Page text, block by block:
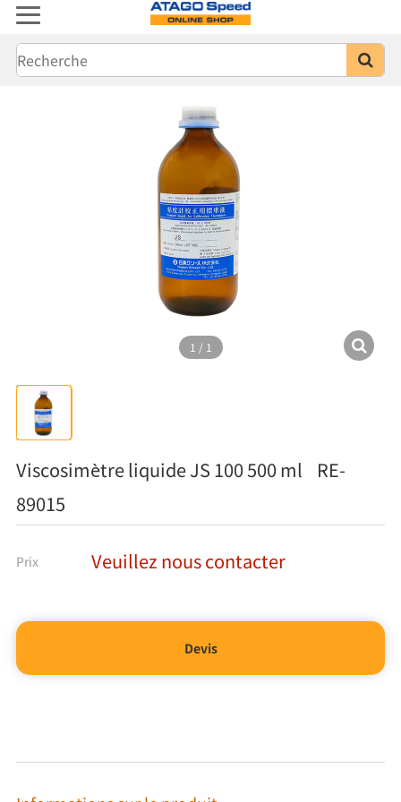
1 / 1
Viscosimètre liquide JS 100 500 ml RE-
89015
Prix Veuillez nous contacter
Devis